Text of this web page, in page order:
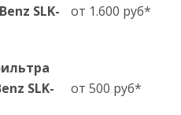
SLK-
от 1.600 руб*
SLK-
от 500 руб*